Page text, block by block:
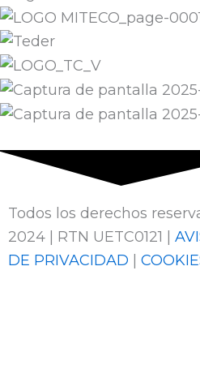
Todos los derechos
2024 | RTN UETC0121 |
DE PRIVACIDAD |